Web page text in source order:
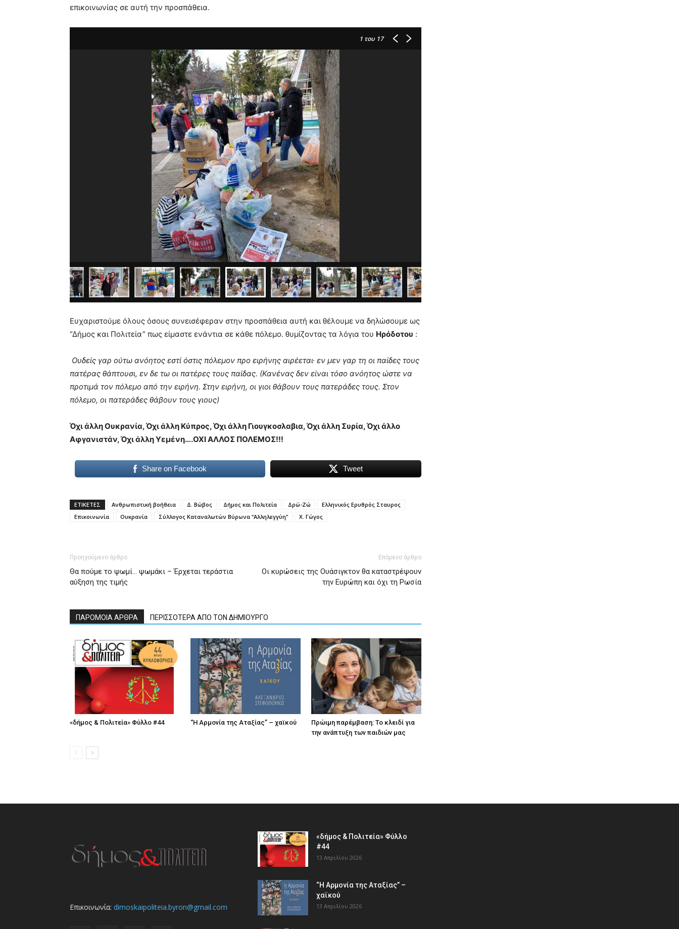
επικοινωνίας σε αυτή την προσπάθεια.
1 του 17
Ευχαριστούμε όλους όσους συνεισέφεραν στην προσπάθεια αυτή και θέλουμε να δηλώσουμε ως
“Δήμος και Πολιτεία” πως είμαστε ενάντια σε κάθε πόλεμο. θυμίζοντας τα λόγια του Ηρόδοτου :
Ουδείς γαρ ούτω ανόητος εστί όστις πόλεμον προ ειρήνης αιρέεται· εν μεν γαρ τη οι παίδες τους
πατέρας θάπτουσι, εν δε τω οι πατέρες τους παίδας. (Κανένας δεν είναι τόσο ανόητος ώστε να
προτιμά τον πόλεμο από την ειρήνη. Στην ειρήνη, οι γιοι θάβουν τους πατεράδες τους. Στον
πόλεμο, οι πατεράδες θάβουν τους γιους)
Όχι άλλη Ουκρανία, Όχι άλλη Κύπρος, Όχι άλλη Γιουγκοσλαβια, Όχι άλλη Συρία, Όχι άλλο
Αφγανιστάν, Όχι άλλη Υεμένη….ΟΧΙ ΑΛΛΟΣ ΠΟΛΕΜΟΣ!!!
Share on Facebook Tweet
ΕΤΙΚΕΤΕΣ Ανθρωπιστική βοήθεια Δ. Βώβος Δήμος και Πολιτεία Δρώ-Ζώ
Ελληνικός Ερυθρός Σταυρος
Επικοινωνία
Ουκρανία Σύλλογος Καταναλωτών Βύρωνα “Αλληλεγγύη” Χ. Γώγος
Προηγούμενο άρθρο
Θα πούμε το ψωμί… ψωμάκι – Έρχεται τεράστια
αύξηση της τιμής
Επόμενο άρθρο
Οι κυρώσεις της Ουάσιγκτον θα καταστρέψουν
την Ευρώπη και όχι τη Ρωσία
ΠΑΡΟΜΟΙΑ ΑΡΘΡΑ ΠΕΡΙΣΣΟΤΕΡΑ ΑΠΟ ΤΟΝ ΔΗΜΙΟΥΡΓΟ
«δήμος & Πολιτεία» Φύλλο #44 “Η Αρμονία της Αταξίας” – χαϊκού
Πρώιμη παρέμβαση: Το κλειδί για
την ανάπτυξη των παιδιών µας
Επικοινωνία: dimoskaipoliteia.byron@gmail.com
«δήμος & Πολιτεία» Φύλλο
#44
13 Απριλίου 2026
“Η Αρμονία της Αταξίας” –
χαϊκού
13 Απριλίου 2026